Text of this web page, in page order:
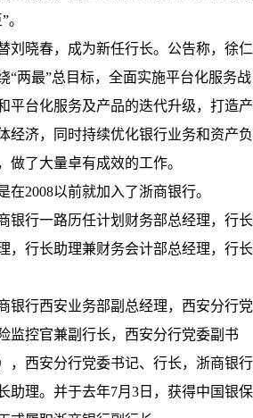
刘晓春，成为新任行长。公告称，徐仁
“两最”总目标，全面实施平台化服务战
平台化服务及产品的迭代升级，打造产
经济，同时持续优化银行业务和资产负
做了大量卓有成效的工作。
在2008以前就加入了浙商银行。
银行一路历任计划财务部总经理，行长
，行长助理兼财务会计部总经理，行长
银行西安业务部副总经理，西安分行党
监控官兼副行长，西安分行党委副书
，西安分行党委书记、行长，浙商银行
助理。并于去年7月3日，获得中国银保